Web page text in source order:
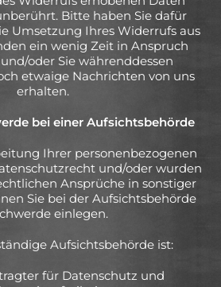
Bitte haben Sie dafür
Umsetzung Ihres Widerrufs aus
ein wenig Zeit in Anspruch
oder Sie währenddessen
etwaige Nachrichten von uns
erhalten.
bei einer Aufsichtsbehörde
Ihrer personenbezogenen
und/oder wurden
Ansprüche in sonstiger
Sie bei der Aufsichtsbehörde
einlegen.
Aufsichtsbehörde ist:
für Datenschutz und